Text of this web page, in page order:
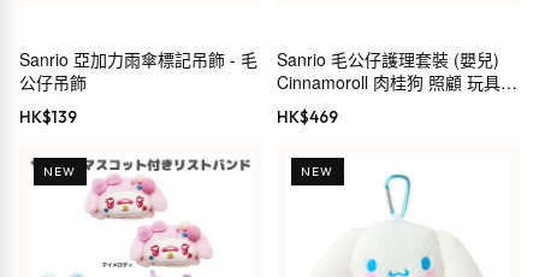
Sanrio 亞加力雨傘標記吊飾 - 毛
公仔吊飾
HK$139
Sanrio 毛公仔護理套裝 (嬰兒)
Cinnamoroll 肉桂狗 照顧 玩具
禮物 199249
HK$469
NEW NEW